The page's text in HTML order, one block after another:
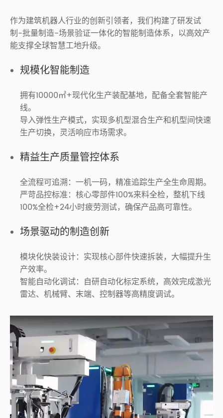
作为建筑机器人行业的创新引领者，我们构建了研发试
制-批量制造-场景验证一体化的智能制造体系，以高效产
能支撑全球智慧工地升级。
规模化智能制造
拥有10000㎡+现代化生产装配基地，配备全套智能产
线。
导入弹性生产模式，实现多机型混合生产和机型间快速
生产切换，灵活响应市场需求。
精益生产质量管控体系
全流程可追溯：一机一码，精准追踪生产全生命周期。
严苛品控标准：核心零部件100%来料全检，整机下线
100%全检+24小时疲劳测试，确保产品高可靠性。
场景驱动的制造创新
模块化快装设计：实现核心部件快速拆装，大幅提升生
产效率。
智能自动化调试：自研自动化标定系统，高效完成激光
雷达、机械臂、末端、控制器等高精度调试。